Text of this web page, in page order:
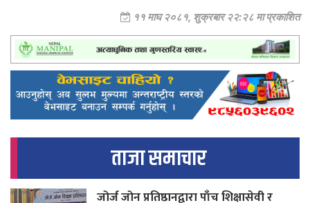
११ माघ २०८१, शुक्रबार २२:२८ मा प्रकाशित
ताजा समाचार
जोर्ज जोन प्रतिष्ठानद्वारा पाँच शिक्षासेवी र